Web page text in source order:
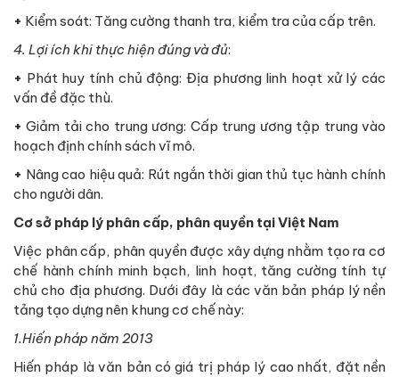
+ Kiểm soát: Tăng cường thanh tra, kiểm tra của cấp trên.
4. Lợi ích khi thực hiện đúng và đủ:
+ Phát huy tính chủ động: Địa phương linh hoạt xử lý các
vấn đề đặc thù.
+Giảm tải cho trung ương: Cấp trung ương tập trung vào
hoạch định chính sách vĩ mô.
+ Nâng cao hiệu quả: Rút ngắn thời gian thủ tục hành chính
cho người dân.
Cơ sở pháp lý phân cấp, phân quyền tại Việt Nam
Việc phân cấp, phân quyền được xây dựng nhằm tạo ra cơ
chế hành chính minh bạch, linh hoạt, tăng cường tính tự
chủ cho địa phương. Dưới đây là các văn bản pháp lý nền
tảng tạo dựng nên khung cơ chế này:
1.Hiến pháp năm 2013
Hiến pháp là văn bản có giá trị pháp lý cao nhất, đặt nền